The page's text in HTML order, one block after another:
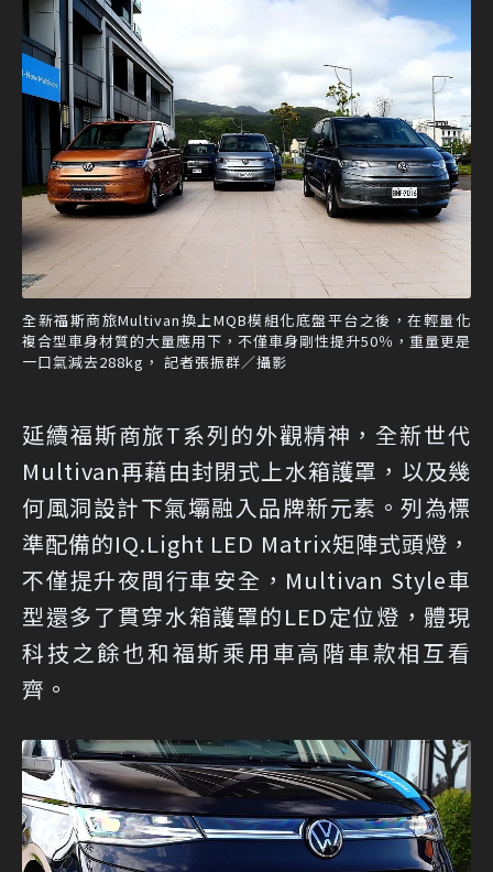
全新福斯商旅Multivan換上MQB模組化底盤平台之後，在輕量化
複合型車身材質的大量應用下，不僅車身剛性提升50％，重量更是
一口氣減去288kg， 記者張振群／攝影
延續福斯商旅T系列的外觀精神，全新世代
Multivan再藉由封閉式上水箱護罩，以及幾
何風洞設計下氣壩融入品牌新元素。列為標
準配備的IQ.Light LED Matrix矩陣式頭燈，
不僅提升夜間行車安全，Multivan Style車
型還多了貫穿水箱護罩的LED定位燈，體現
科技之餘也和福斯乘用車高階車款相互看
齊。